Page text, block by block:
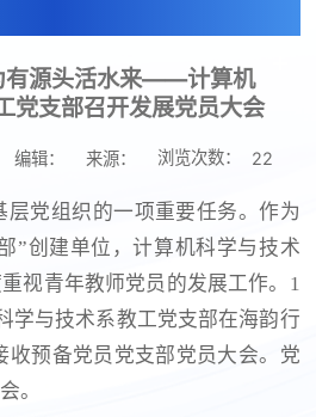
有源头活水来——计算机
党支部召开发展党员大会
编辑： 来源： 浏览次数： 22
层党组织的一项重要任务。作为
”创建单位，计算机科学与技术
视青年教师党员的发展工作。1
学与技术系教工党支部在海韵行
收预备党员党支部党员大会。党
。